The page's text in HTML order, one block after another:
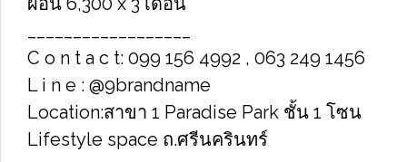
C o n t a c t: 099 156 4992 , 063 249 1456
L i n e : @9brandname
Location:สาขา 1 Paradise Park ชั้น 1 โซน
Lifestyle space ถ.ศรีนครินทร์